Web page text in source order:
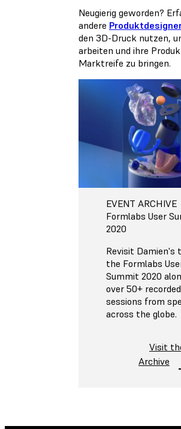
Neugierig geworden?
andere
den 3D-Druck nutzen,
arbeiten und ihre
Marktreife zu bringen.
EVENT ARCHIVE
Formlabs User
2020
Revisit Damien's
the Formlabs
Summit 2020
over 50+ recorded
sessions from
across the globe.
Visit
Archive